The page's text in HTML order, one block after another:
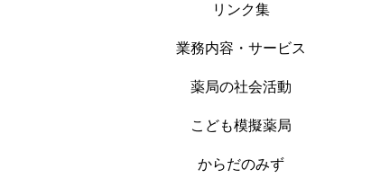
リンク集
業務内容・サービス
薬局の社会活動
こども模擬薬局
からだのみず